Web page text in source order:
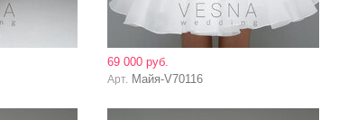
69 000 руб.
Арт. Майя-V70116